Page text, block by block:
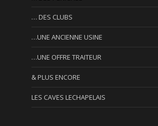
… DES CLUBS
…UNE ANCIENNE USINE
…UNE OFFRE TRAITEUR
& PLUS ENCORE
LES CAVES LECHAPELAIS